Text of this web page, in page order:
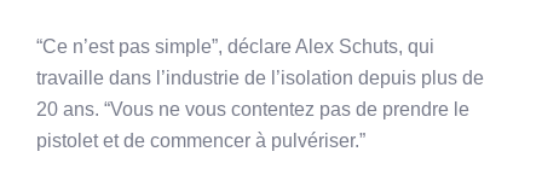
“Ce n’est pas simple”, déclare Alex Schuts, qui
travaille dans l’industrie de l’isolation depuis plus de
20 ans. “Vous ne vous contentez pas de prendre le
pistolet et de commencer à pulvériser.”